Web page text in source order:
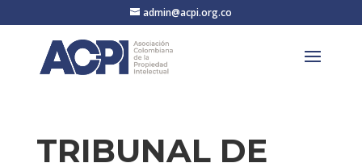
admin@acpi.org.co
TRIBUNAL DE